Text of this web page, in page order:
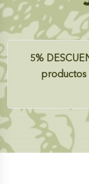
5%
productos